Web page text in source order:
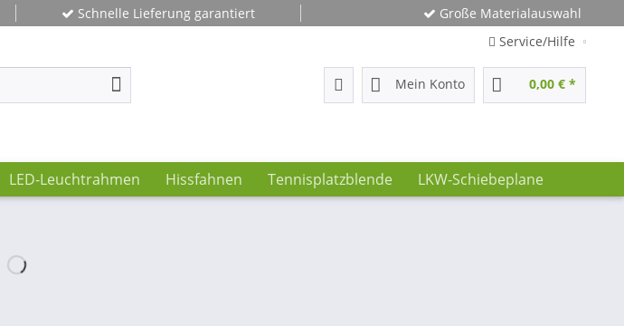
Schnelle Lieferung garantiert
Große Materialauswahl
Service/Hilfe
Mein Konto 0,00 € *
LED-Leuchtrahmen Hissfahnen Tennisplatzblende LKW-Schiebeplane